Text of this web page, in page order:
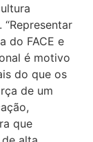
do FACE e
é motivo
do que os
de um
que